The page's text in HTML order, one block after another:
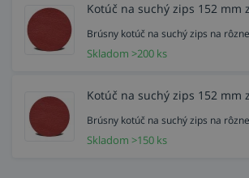
Kotúč na suchý zips 152 mm
Brúsny kotúč na suchý zips na
Skladom >200 ks
Kotúč na suchý zips 152 mm
Brúsny kotúč na suchý zips na
Skladom >150 ks